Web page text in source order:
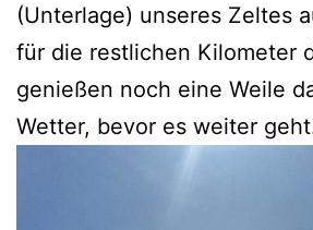
(Unterlage) unseres Zeltes
für die restlichen Kilometer
genießen noch eine Weile
Wetter, bevor es weiter